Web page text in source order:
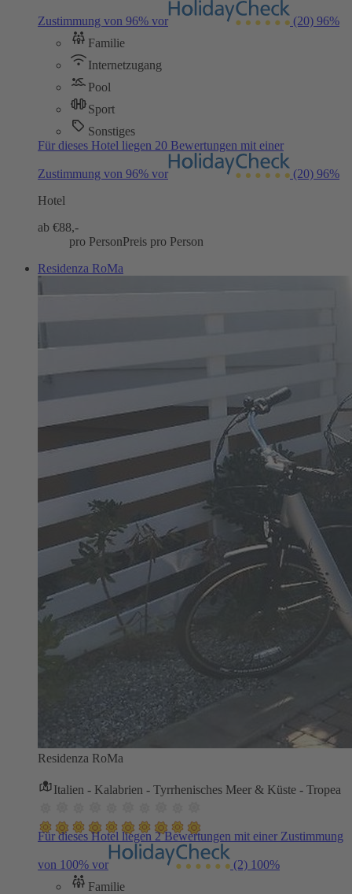
Zustimmung von 96% vor (20) 96%
Familie
Internetzugang
Pool
Sport
Sonstiges
Für dieses Hotel liegen 20 Bewertungen mit einer
Zustimmung von 96% vor (20) 96%
Hotel
ab €88,-
pro PersonPreis pro Person
Residenza RoMa
Residenza RoMa
Italien - Kalabrien - Tyrrhenisches Meer & Küste - Tropea
Für dieses Hotel liegen 2 Bewertungen mit einer Zustimmung
von 100% vor (2) 100%
Familie